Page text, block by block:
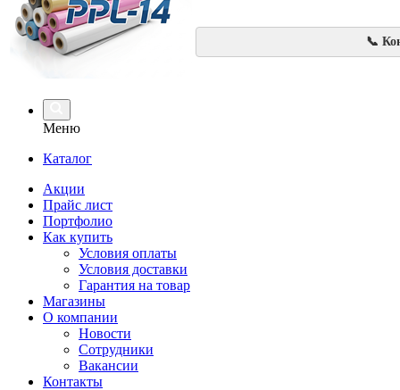
📞
Меню
Каталог
Акции
Прайс лист
Портфолио
Как купить
Условия оплаты
Условия доставки
Гарантия на товар
Магазины
О компании
Новости
Сотрудники
Вакансии
Контакты